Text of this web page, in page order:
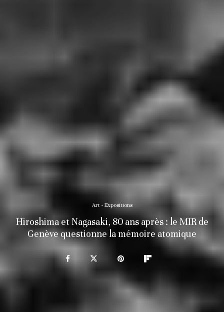
Art - Expositions
Hiroshima et Nagasaki, 80 ans après : le MIR de
Genève questionne la mémoire atomique